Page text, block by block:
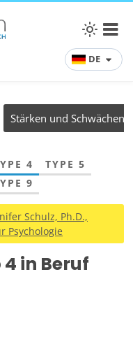
DE
Stärken und Schwächen
4
TYPE 5
9
Schulz, Ph.D.,
Psychologie
in Beruf